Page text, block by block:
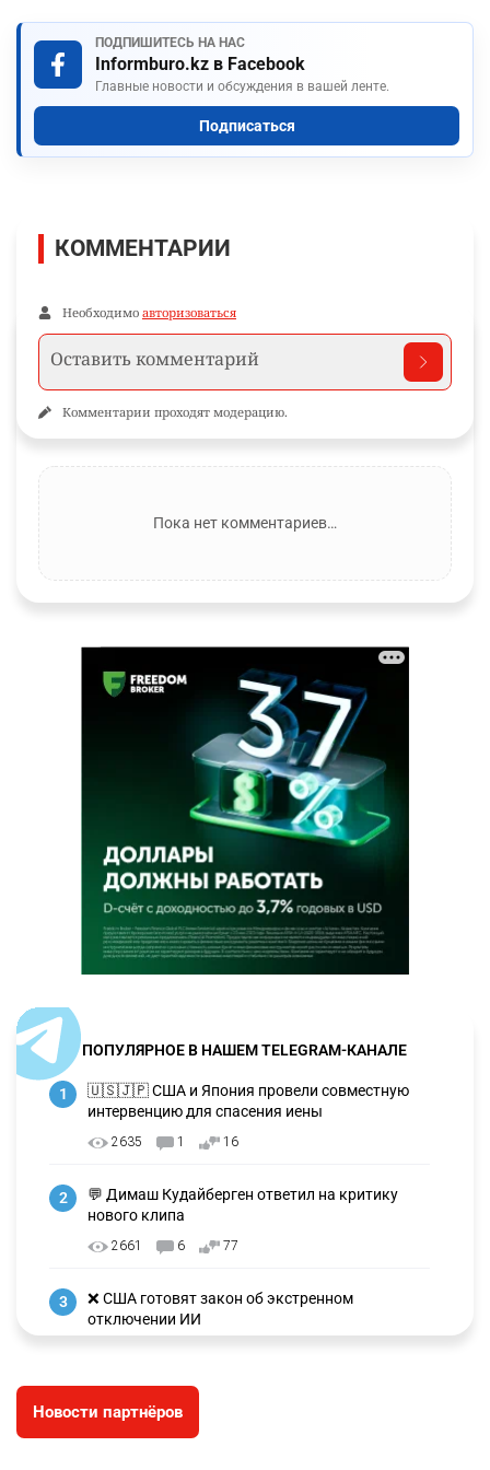
ПОДПИШИТЕСЬ НА НАС
Informburo.kz в Facebook
Главные новости и обсуждения в вашей ленте.
Подписаться
КОММЕНТАРИИ
Необходимо авторизоваться
Комментарии проходят модерацию.
Пока нет комментариев…
ПОПУЛЯРНОЕ В НАШЕМ TELEGRAM-КАНАЛЕ
1
🇺🇸🇯🇵 США и Япония провели совместную
интервенцию для спасения иены
2635 1 16
2
💬 Димаш Кудайберген ответил на критику
нового клипа
2661 6 77
3
❌ США готовят закон об экстренном
отключении ИИ
4
🗣 Мужчина сказал тост на свадьбе и
заработал уголовное дело
Новости партнёров